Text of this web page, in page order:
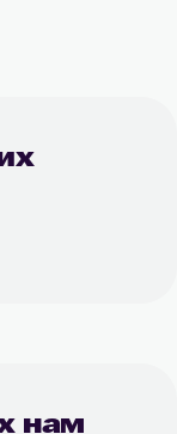
нам